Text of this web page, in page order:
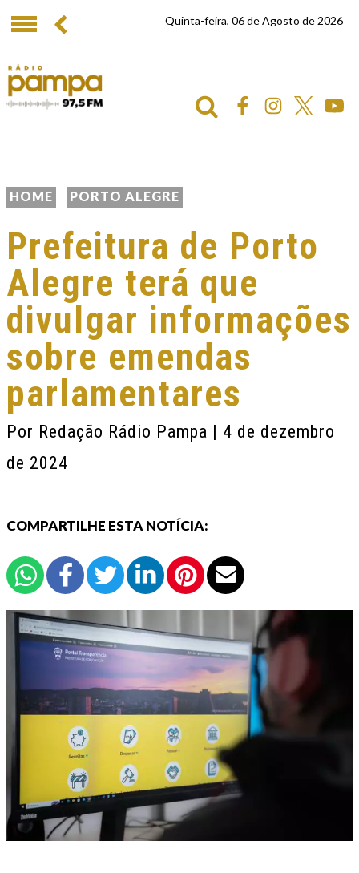
Quinta-feira, 06 de Agosto de 2026
HOME PORTO ALEGRE
Prefeitura de Porto
Alegre terá que
divulgar informações
sobre emendas
parlamentares
Por Redação Rádio Pampa | 4 de dezembro
de 2024
COMPARTILHE ESTA NOTÍCIA: